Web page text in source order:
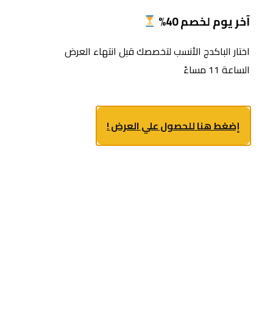
آخر يوم لخصم 40%
اختار الباكدج الأنسب لتخصصك قبل انتهاء العرض
الساعة 11 مساءً
إضغط هنا للحصول علي العرض !